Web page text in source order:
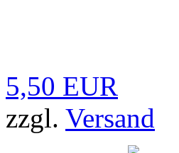
5,50 EUR
zzgl. Versand